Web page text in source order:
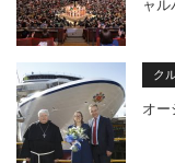
ャ
ク
オー